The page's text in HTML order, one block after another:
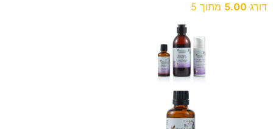
דורג 5.00 מתוך 5